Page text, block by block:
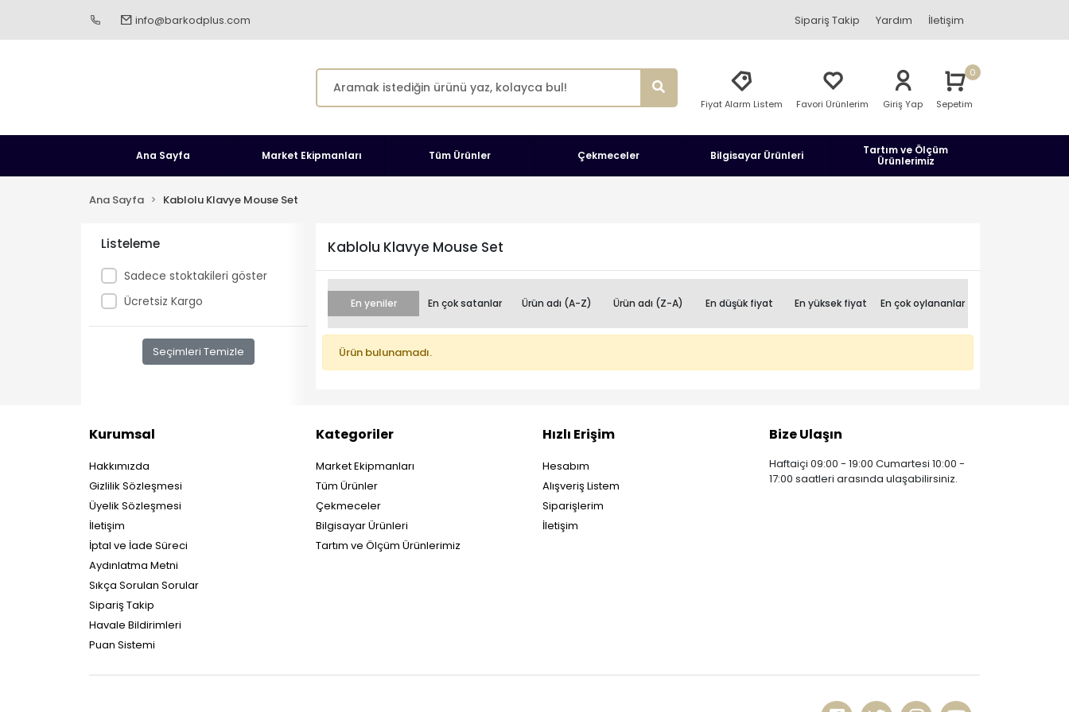
info@barkodplus.com Sipariş Takip Yardım İletişim
Fiyat Alarm Listem Favori Ürünlerim Giriş Yap Sepetim
0
Ana Sayfa Market Ekipmanları Tüm Ürünler Çekmeceler Bilgisayar Ürünleri
Tartım ve Ölçüm
Ürünlerimiz
Ana Sayfa Kablolu Klavye Mouse Set
Listeleme
Sadece stoktakileri göster
Ücretsiz Kargo
Seçimleri Temizle
Kablolu Klavye Mouse Set
En yeniler En çok satanlar Ürün adı (A-Z) Ürün adı (Z-A) En düşük fiyat En yüksek fiyat En çok oylananlar
Ürün bulunamadı.
Kurumsal
Hakkımızda
Gizlilik Sözleşmesi
Üyelik Sözleşmesi
İletişim
İptal ve İade Süreci
Aydınlatma Metni
Sıkça Sorulan Sorular
Sipariş Takip
Havale Bildirimleri
Puan Sistemi
Kategoriler
Market Ekipmanları
Tüm Ürünler
Çekmeceler
Bilgisayar Ürünleri
Tartım ve Ölçüm Ürünlerimiz
Hızlı Erişim
Hesabım
Alışveriş Listem
Siparişlerim
İletişim
Bize Ulaşın
Haftaiçi 09:00 - 19:00 Cumartesi 10:00 -
17:00 saatleri arasında ulaşabilirsiniz.